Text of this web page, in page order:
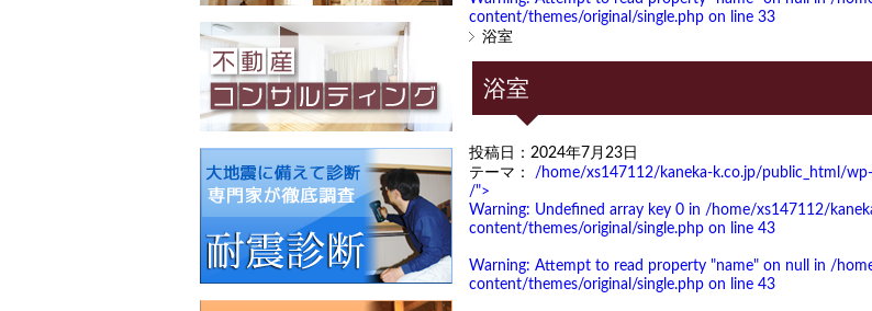
content/themes/original/single.php on line 33
浴室
浴室
投稿日：2024年7月23日
テーマ： /home/xs147112/kaneka-k.co.jp/public_html/
/">
Warning: Undefined array key 0 in /home/xs147112/
content/themes/original/single.php on line 43
Warning: Attempt to read property "name" on null in /
content/themes/original/single.php on line 43